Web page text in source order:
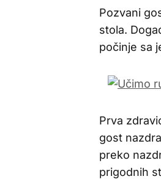
Pozvani
stola.
počinje sa
Prva
gost
preko
prigodnih